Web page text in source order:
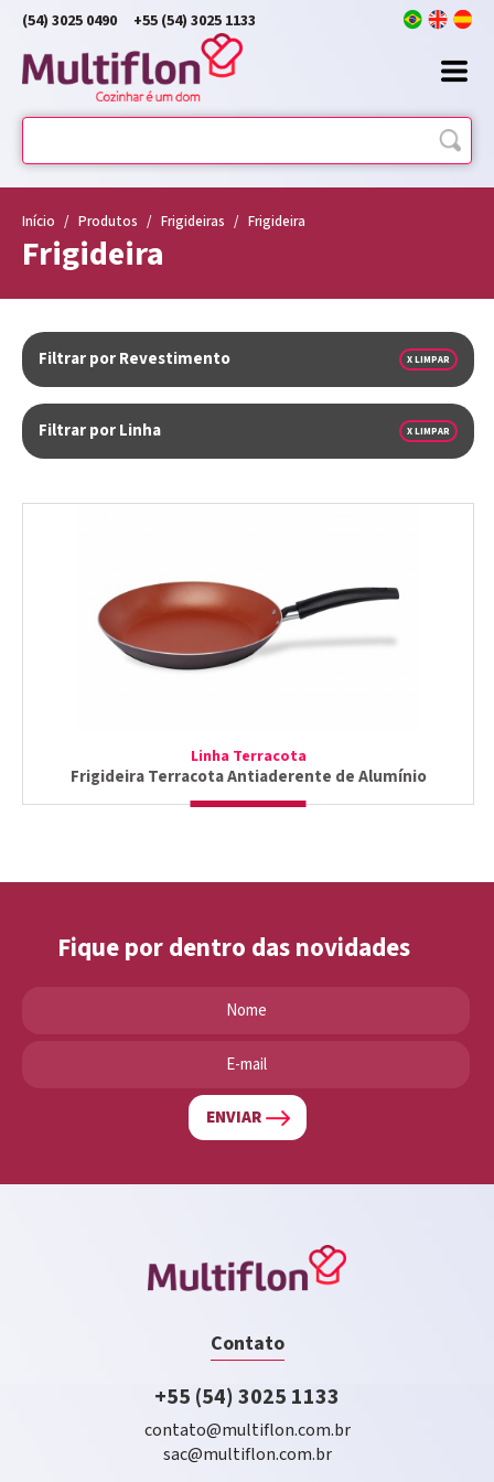
(54) 3025 0490 +55 (54) 3025 1133
Início / Produtos / Frigideiras / Frigideira
Frigideira
Filtrar por Revestimento X LIMPAR
Filtrar por Linha X LIMPAR
Linha Terracota
Frigideira Terracota Antiaderente de Alumínio
Fique por dentro das novidades
ENVIAR
Contato
+55 (54) 3025 1133
contato@multiflon.com.br
sac@multiflon.com.br